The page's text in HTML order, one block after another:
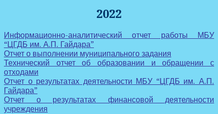
2022
Информационно-аналитический отчет работы МБУ
“ЦГДБ им. А.П. Гайдара”
Отчет о выполнении муниципального задания
Технический отчет об образовании и обращении с
отходами
Отчет о результатах деятельности МБУ “ЦГДБ им. А.П.
Гайдара”
Отчет о результатах финансовой деятельности
учреждения